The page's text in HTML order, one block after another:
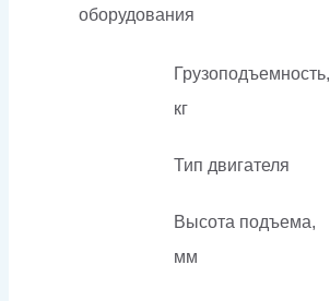
оборудования
Грузоподъемность,
кг
Тип двигателя
Высота подъема,
мм